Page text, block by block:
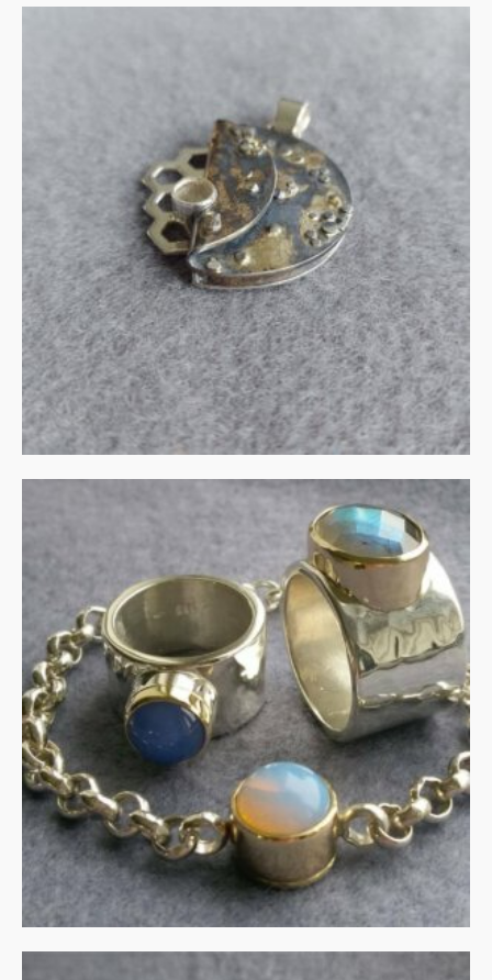
Zilveren hanger met
gouden details
€165.00
IN WINKELMAND
As sieraden met dierbaar
goud
MEER INFORMATIE